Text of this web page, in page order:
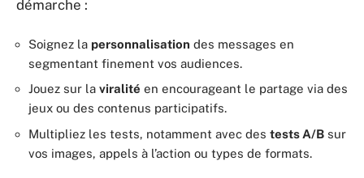
démarche :
Soignez la personnalisation des messages en
segmentant finement vos audiences.
Jouez sur la viralité en encourageant le partage via des
jeux ou des contenus participatifs.
Multipliez les tests, notamment avec des tests A/B sur
vos images, appels à l’action ou types de formats.